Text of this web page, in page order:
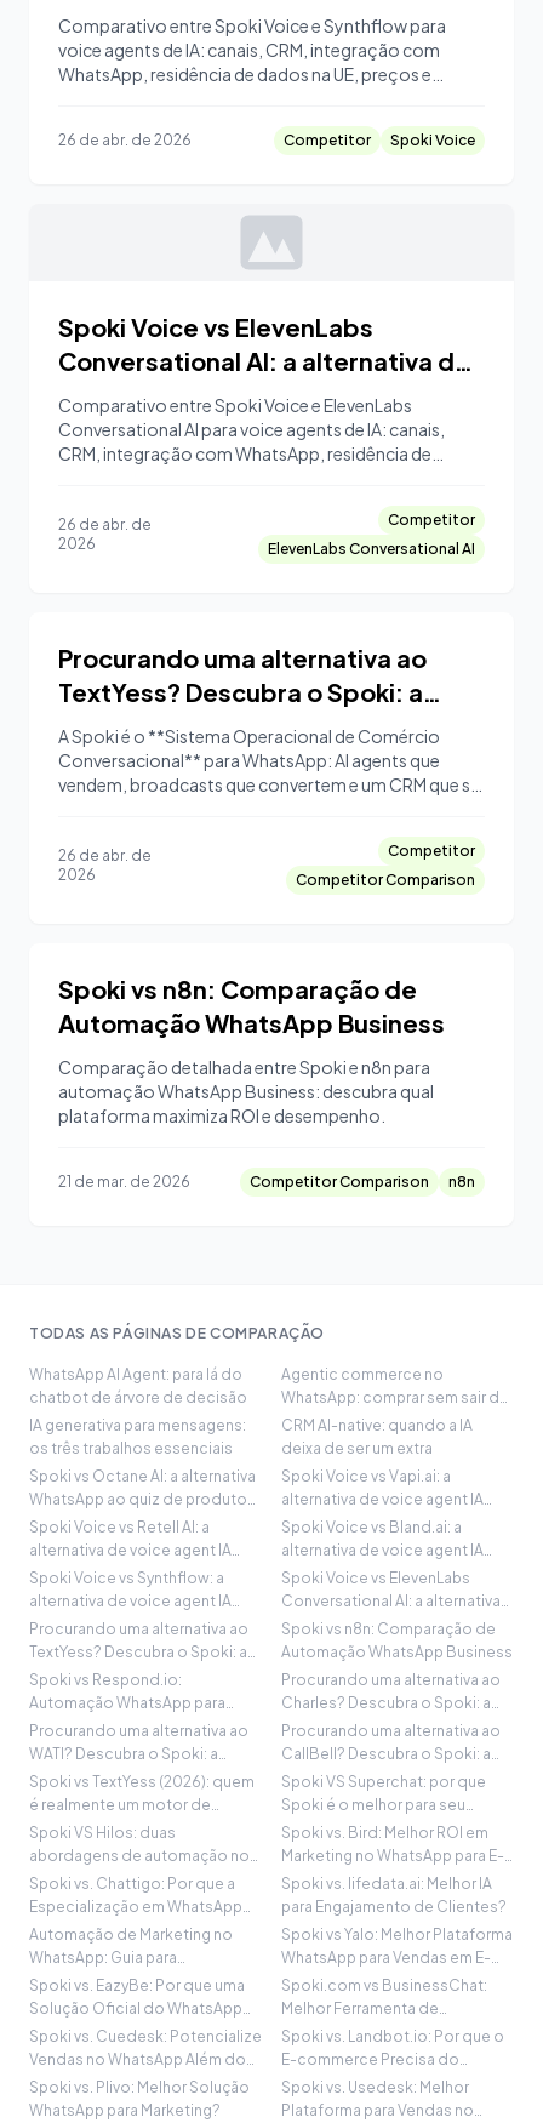
do WhatsApp
Comparativo entre Spoki Voice e Synthflow para
voice agents de IA: canais, CRM, integração com
WhatsApp, residência de dados na UE, preços e
26 de abr. de 2026 Competitor Spoki Voice
Spoki Voice vs ElevenLabs
Conversational AI: a alternativa de
voice agent IA nativa do WhatsApp
Comparativo entre Spoki Voice e ElevenLabs
Conversational AI para voice agents de IA: canais,
CRM, integração com WhatsApp, residência de
26 de abr. de
2026
Competitor
ElevenLabs Conversational AI
Procurando uma alternativa ao
TextYess? Descubra o Spoki: a
solução multifuncional para
desenvolver seu negócio no
WhatsApp.
A Spoki é o **Sistema Operacional de Comércio
Conversacional** para WhatsApp: AI agents que
vendem, broadcasts que convertem e um CRM que se
Business Solution Provider (BSP)** com data
residency UE. Hoje a Spoki opera **5.000+ negócio
26 de abr. de
2026
Competitor
Competitor Comparison
Spoki vs n8n: Comparação de
Automação WhatsApp Business
Comparação detalhada entre Spoki e n8n para
automação WhatsApp Business: descubra qual
plataforma maximiza ROI e desempenho.
21 de mar. de 2026 Competitor Comparison n8n
TODAS AS PÁGINAS DE COMPARAÇÃO
WhatsApp AI Agent: para lá do
chatbot de árvore de decisão
Agentic commerce no
WhatsApp: comprar sem sair da
conversa
IA generativa para mensagens:
os três trabalhos essenciais
CRM AI-native: quando a IA
deixa de ser um extra
Spoki vs Octane AI: a alternativa
WhatsApp ao quiz de produto
Shopify
Spoki Voice vs Vapi.ai: a
alternativa de voice agent IA
nativa do WhatsApp
Spoki Voice vs Retell AI: a
alternativa de voice agent IA
nativa do WhatsApp
Spoki Voice vs Bland.ai: a
alternativa de voice agent IA
nativa do WhatsApp
Spoki Voice vs Synthflow: a
alternativa de voice agent IA
nativa do WhatsApp
Spoki Voice vs ElevenLabs
Conversational AI: a alternativa
de voice agent IA nativa do
WhatsApp
Procurando uma alternativa ao
TextYess? Descubra o Spoki: a
solução multifuncional para
desenvolver seu negócio no
WhatsApp.
Spoki vs n8n: Comparação de
Automação WhatsApp Business
Spoki vs Respond.io:
Automação WhatsApp para
Vendas E-commerce
Procurando uma alternativa ao
Charles? Descubra o Spoki: a
solução multifuncional para
desenvolver seu negócio no
WhatsApp.
Procurando uma alternativa ao
WATI? Descubra o Spoki: a
solução multifuncional para
desenvolver seu negócio no
WhatsApp
Procurando uma alternativa ao
CallBell? Descubra o Spoki: a
solução multifuncional para
desenvolver seu negócio no
WhatsApp
Spoki vs TextYess (2026): quem
é realmente um motor de
receita para commerce no
WhatsApp?
Spoki VS Superchat: por que
Spoki é o melhor para seu
Marketing no WhatsApp
Spoki VS Hilos: duas
abordagens de automação no
WhatsApp comparadas
Spoki vs. Bird: Melhor ROI em
Marketing no WhatsApp para E-
commerce
Spoki vs. Chattigo: Por que a
Especialização em WhatsApp
Impulsiona Vendas
Spoki vs. lifedata.ai: Melhor IA
para Engajamento de Clientes?
Automação de Marketing no
WhatsApp: Guia para
Crescimento no E-commerce |
Spoki
Spoki vs Yalo: Melhor Plataforma
WhatsApp para Vendas em E-
commerce?
Spoki vs. EazyBe: Por que uma
Solução Oficial do WhatsApp
Business é Importante
Spoki.com vs BusinessChat:
Melhor Ferramenta de
WhatsApp para a Espanha?
Spoki vs. Cuedesk: Potencialize
Vendas no WhatsApp Além dos
Chatbots
Spoki vs. Landbot.io: Por que o
E-commerce Precisa do
WhatsApp-First
Spoki vs. Plivo: Melhor Solução
WhatsApp para Marketing?
Spoki vs. Usedesk: Melhor
Plataforma para Vendas no